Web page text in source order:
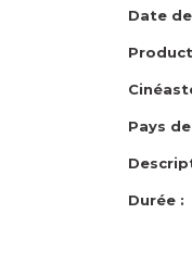
Date
Pays
Durée :